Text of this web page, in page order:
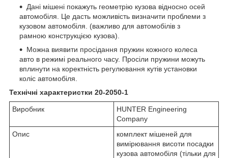
Дані мішені покажуть геометрію кузова відносно осей
автомобіля. Це дасть можливість визначити проблеми з
кузовом автомобіля. (важливо для автомобілів з
рамною конструкцією кузова).
Можна виявити просідання пружин кожного колеса
авто в режимі реального часу. Просіли пружини можуть
вплинути на коректність регулювання кутів установки
коліс автомобіля.
Технічні характеристки 20-2050-1
Виробник
HUNTER Engineering
Company
Опис
комплект мішеней для
вимірювання висоти посадки
кузова автомобіля (тільки для